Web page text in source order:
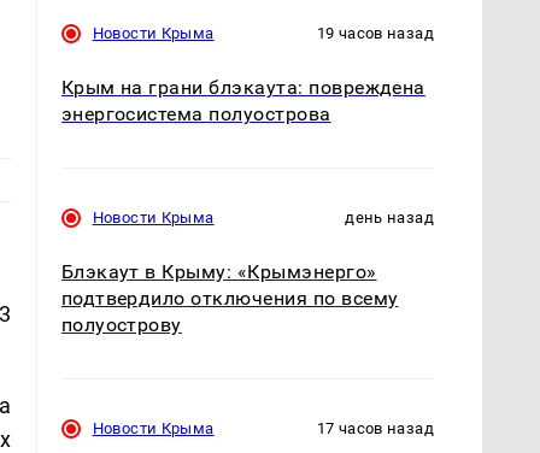
Новости Крыма 19 часов назад
Крым на грани блэкаута: повреждена
энергосистема полуострова
Новости Крыма день назад
Блэкаут в Крыму: «Крымэнерго»
подтвердило отключения по всему
полуострову
Новости Крыма 17 часов назад